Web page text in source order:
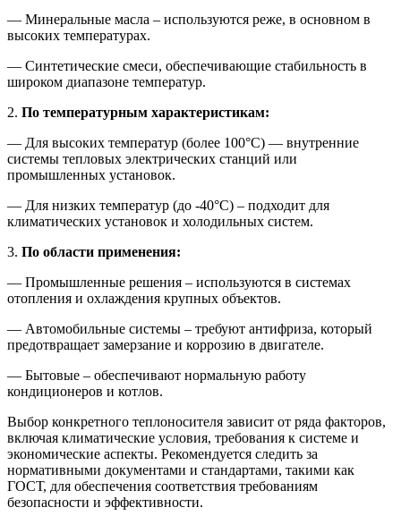
— Минеральные масла – используются реже, в основном в
высоких температурах.
— Синтетические смеси, обеспечивающие стабильность в
широком диапазоне температур.
2. По температурным характеристикам:
— Для высоких температур (более 100°C) — внутренние
системы тепловых электрических станций или
промышленных установок.
— Для низких температур (до -40°C) – подходит для
климатических установок и холодильных систем.
3. По области применения:
— Промышленные решения – используются в системах
отопления и охлаждения крупных объектов.
— Автомобильные системы – требуют антифриза, который
предотвращает замерзание и коррозию в двигателе.
— Бытовые – обеспечивают нормальную работу
кондиционеров и котлов.
Выбор конкретного теплоносителя зависит от ряда факторов,
включая климатические условия, требования к системе и
экономические аспекты. Рекомендуется следить за
нормативными документами и стандартами, такими как
ГОСТ, для обеспечения соответствия требованиям
безопасности и эффективности.